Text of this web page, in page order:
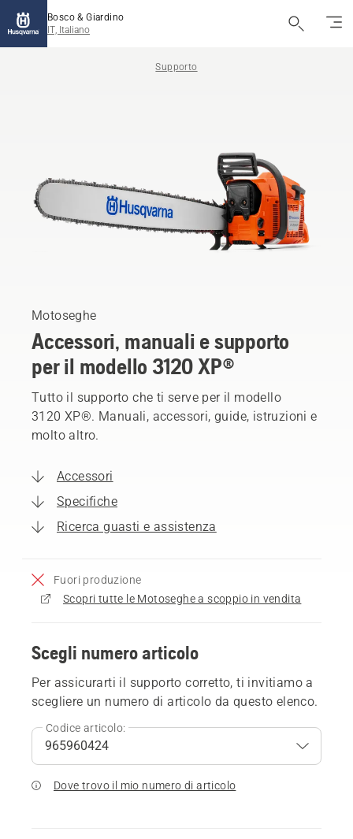
Bosco & Giardino
IT, Italiano
Supporto
Motoseghe
Accessori, manuali e supporto
per il modello 3120 XP®
Tutto il supporto che ti serve per il modello
3120 XP®. Manuali, accessori, guide, istruzioni e
molto altro.
Accessori
Specifiche
Ricerca guasti e assistenza
Fuori produzione
Scopri tutte le Motoseghe a scoppio in vendita
Scegli numero articolo
Per assicurarti il supporto corretto, ti invitiamo a
scegliere un numero di articolo da questo elenco.
Codice articolo:
Dove trovo il mio numero di articolo